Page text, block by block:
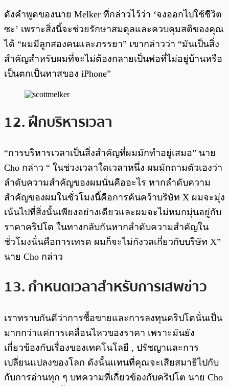
ดังคำพูดของนาย Melker ที่กล่าวไว้ว่า ‘จงออกไปใช้ชีวิต
ซะ’ เพราะสิ่งนี้จะช่วยรักษาสมดุลและควบคุมสติของคุณ
ได้ “ผมมีลูกสองคนและภรรยา” เขากล่าวว่า “มันเป็นสิ่ง
สำคัญสำหรับผมที่จะไม่ต้องกลายเป็นพ่อที่ไม่อยู่บ้านหรือ
เป็นตกเป็นทาสของ iPhone”
12. ฝึกบริหารเวลา
“การบริหารเวลาเป็นสิ่งสำคัญที่ผมมักทำอยู่เสมอ” นาย
Cho กล่าว “ ในช่วงเวลาใดเวลาหนึ่ง ผมมักถามตัวเองว่า
ลำดับความสำคัญของผมนั่นคืออะไร หากลำดับความ
สำคัญของผมในชั่วโมงนี้คือการค้นคว้าบริษัท X ผมจะมุ่ง
เน้นไปที่สิ่งนั้นเพียงอย่างเดียวและผมจะไม่หมกมุ่นอยู่กับ
ราคาคริปโต ในทางกลับกันหากลำดับความสำคัญใน
ชั่วโมงนั่นคือการเทรด ผมก็จะไม่กังวลเกี่ยวกับบริษัท X”
นาย Cho กล่าว
13. กำหนดเวลาสำหรับการเสพข่าว
เราทราบกันดีว่าการซื้อขายและการลงทุนคริปโตนั่นเป็น
มากกว่าแค่การเคลื่อนไหวของราคา เพราะมันยัง
เกี่ยวข้องกับเรื่องของเทคโนโลยี , ปรัชญาและการ
เปลี่ยนแปลงของโลก ดังนั้นแทนที่คุณจะเสียสมาธิไปกับ
กับการอ่านทุก ๆ บทความที่เกี่ยวข้องกับคริปโต นาย Cho